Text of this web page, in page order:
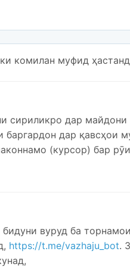
комилан муфид
сириликро дар
дар қавсҳои
(курсор) бар
вуруд ба
https://t.me/vazhaju_bot.